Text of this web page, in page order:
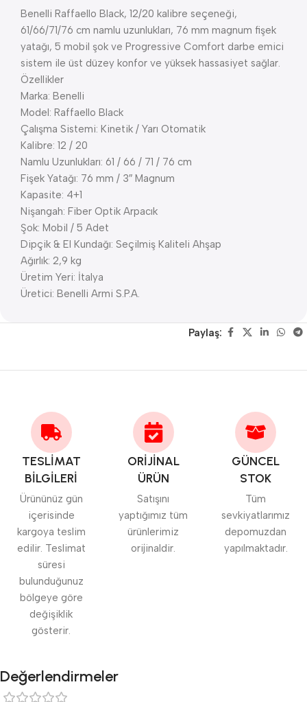
Benelli Raffaello Black, 12/20 kalibre seçeneği,
61/66/71/76 cm namlu uzunlukları, 76 mm magnum fişek
yatağı, 5 mobil şok ve Progressive Comfort darbe emici
sistem ile üst düzey konfor ve yüksek hassasiyet sağlar.
Özellikler
Marka: Benelli
Model: Raffaello Black
Çalışma Sistemi: Kinetik / Yarı Otomatik
Kalibre: 12 / 20
Namlu Uzunlukları: 61 / 66 / 71 / 76 cm
Fişek Yatağı: 76 mm / 3″ Magnum
Kapasite: 4+1
Nişangah: Fiber Optik Arpacık
Şok: Mobil / 5 Adet
Dipçik & El Kundağı: Seçilmiş Kaliteli Ahşap
Ağırlık: 2,9 kg
Üretim Yeri: İtalya
Üretici: Benelli Armi S.P.A.
Paylaş:
TESLİMAT
BİLGİLERİ
Ürününüz gün
içerisinde
kargoya teslim
edilir. Teslimat
süresi
bulunduğunuz
bölgeye göre
değişiklik
gösterir.
ORİJİNAL
ÜRÜN
Satışını
yaptığımız tüm
ürünlerimiz
orijinaldir.
GÜNCEL
STOK
Tüm
sevkiyatlarımız
depomuzdan
yapılmaktadır.
Değerlendirmeler